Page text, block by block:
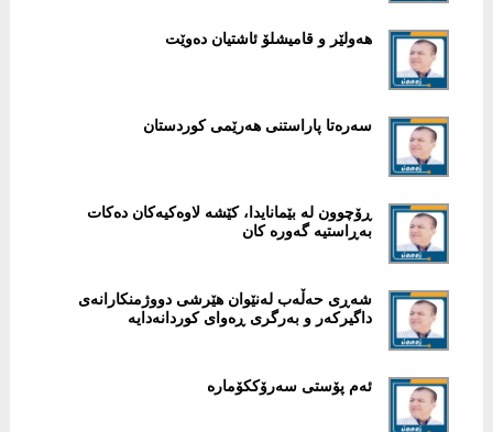
هەولێر و قامیشلۆ ئاشتیان دەوێت
سەرەتا پاراستنی هەرێمی کوردستان
ڕۆچوون لە بێمانایدا، کێشە لاوەکیەکان دەکات
بەڕاستیە گەورە کان
شەڕی حەڵەب لەنێوان هێرشی دووژمنکارانەی
داگیرکەر و بەرگری ڕەوای کوردانەدایە
ئەم پۆستی سەرۆککۆمارە